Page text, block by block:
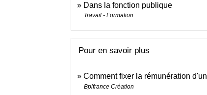
Dans la fonction publique
Travail - Formation
Pour en savoir plus
Comment fixer la rémunération
Bpifrance Création